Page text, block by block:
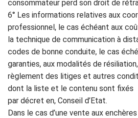
consommateur perd son droit de
6° Les informations relatives aux coo
professionnel, le cas échéant aux
la technique de communication à
codes de bonne conduite, le cas
garanties, aux modalités de
règlement des litiges et autres
dont la liste et le contenu sont fixés
par décret en, Conseil d’Etat.
Dans le cas d’une vente aux enchères